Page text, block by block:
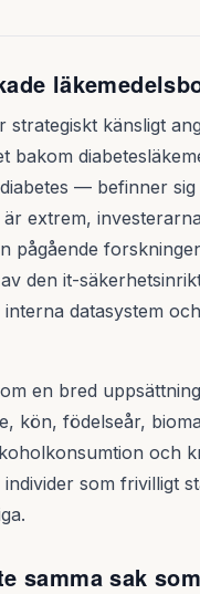
strategiskt känsligt
bakom
— befinner
extrem,
pågående
den it-
datasystem
en bred
kön, födelseår,
och
som frivilligt
samma sak